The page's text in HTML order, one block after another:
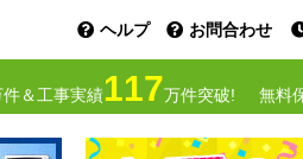
ヘルプ お問合わせ
件＆工事実績117万件突破! 無料